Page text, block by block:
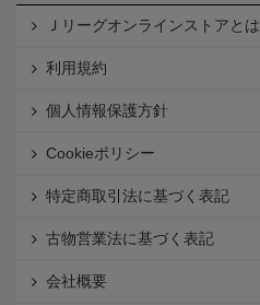
Ｊリーグオンラインストアとは
利用規約
個人情報保護方針
Cookieポリシー
特定商取引法に基づく表記
古物営業法に基づく表記
会社概要